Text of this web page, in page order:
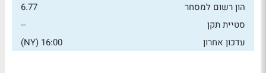
הון רשום למסחר
6.77
סטיית תקן
--
עדכון אחרון
16:00 (NY)